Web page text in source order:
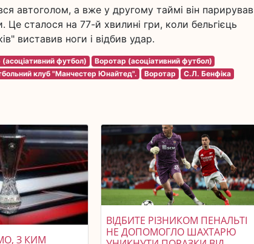
автоголом, а вже у другому таймі він парирував
сталося на 77-й хвилині гри, коли бельгієць
виставив ноги і відбив удар.
футбол)
Воротар (асоціативний футбол)
клуб "Манчестер Юнайтед". Воротар
С.Л. Бенфіка
З КИМ
ВІДБИТЕ РІЗНИКОМ ПЕНАЛЬТІ
НЕ ДОПОМОГЛО ШАХТАРЮ